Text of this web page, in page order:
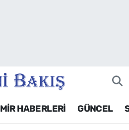
HABERLERİ GÜNCEL